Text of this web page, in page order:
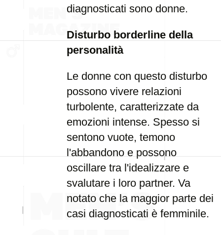
diagnosticati sono donne.
Disturbo borderline della
personalità
Le donne con questo disturbo
possono vivere relazioni
turbolente, caratterizzate da
emozioni intense. Spesso si
sentono vuote, temono
l'abbandono e possono
oscillare tra l'idealizzare e
svalutare i loro partner. Va
notato che la maggior parte dei
casi diagnosticati è femminile.